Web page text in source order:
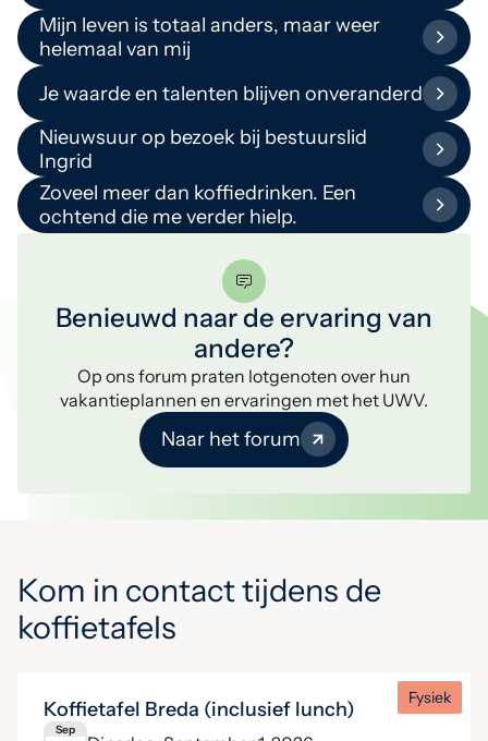
Mijn leven is totaal anders, maar weer
helemaal van mij
Je waarde en talenten blijven onveranderd
Nieuwsuur op bezoek bij bestuurslid
Ingrid
Zoveel meer dan koffiedrinken. Een
ochtend die me verder hielp.
Benieuwd naar de ervaring van
andere?
Op ons forum praten lotgenoten over hun
vakantieplannen en ervaringen met het UWV.
Naar het forum
Kom in contact tijdens de
koffietafels
Koffietafel Breda (inclusief lunch)
Sep
Fysiek